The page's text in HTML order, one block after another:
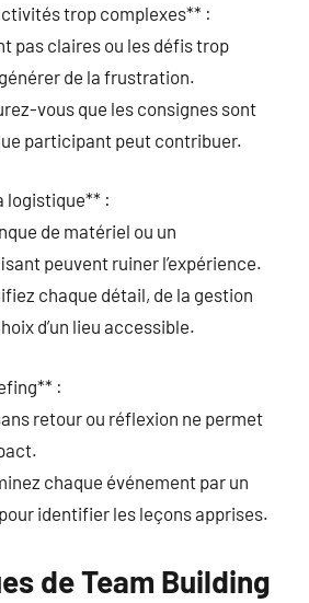
trop complexes** :
pas claires ou les défis trop
de la frustration.
vous que les consignes sont
participant peut contribuer.
logistique** :
de matériel ou un
peuvent ruiner l’expérience.
chaque détail, de la gestion
d’un lieu accessible.
:
retour ou réflexion ne permet
chaque événement par un
identifier les leçons apprises.
de Team Building